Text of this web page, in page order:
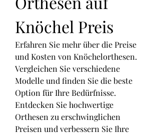
Knöchel Preis
Erfahren Sie mehr über die Preise
und Kosten von Knöchelorthesen.
Vergleichen Sie verschiedene
Modelle und finden Sie die beste
Option für Ihre Bedürfnisse.
Entdecken Sie hochwertige
Orthesen zu erschwinglichen
Preisen und verbessern Sie Ihre